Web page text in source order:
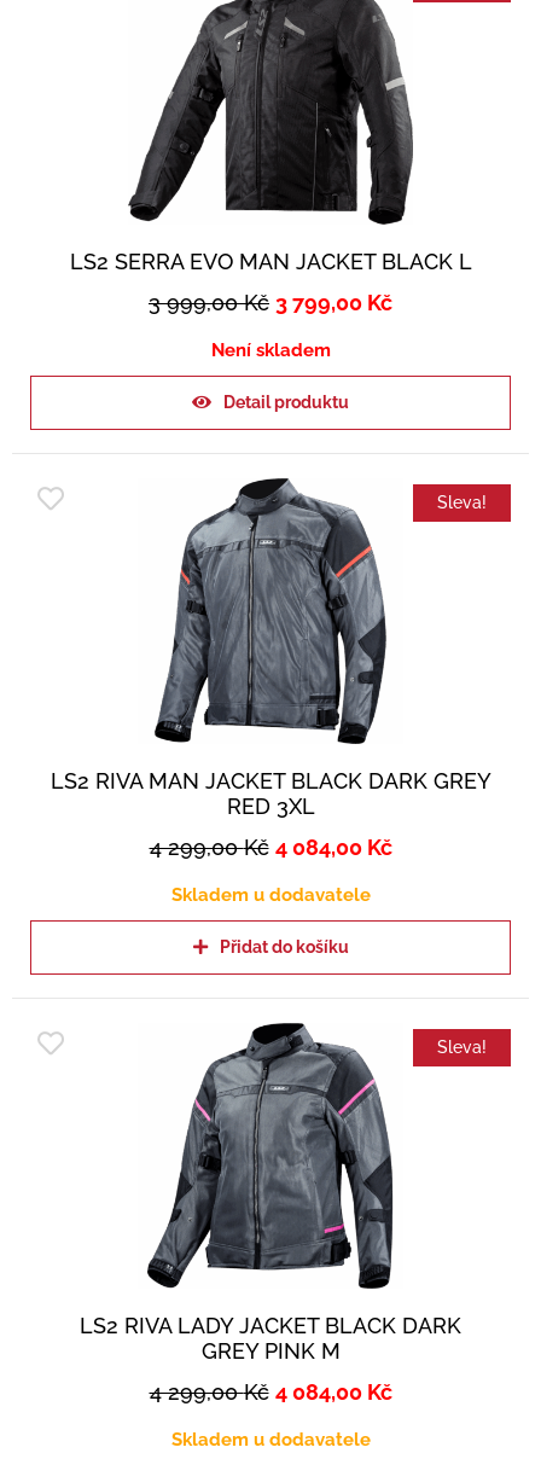
LS2 SERRA EVO MAN JACKET BLACK L
3 999,00Kč 3 799,00 Kč
Není skladem
Detail produktu
Sleva!
LS2 RIVA MAN JACKET BLACK DARK GREY
RED 3XL
4 299,00Kč 4 084,00 Kč
Skladem u dodavatele
Přidat do košíku
Sleva!
LS2 RIVA LADY JACKET BLACK DARK
GREY PINK M
4 299,00Kč 4 084,00 Kč
Skladem u dodavatele